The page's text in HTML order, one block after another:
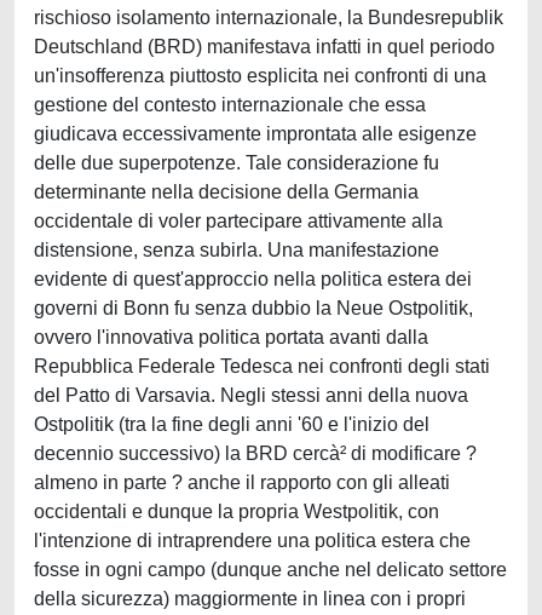
rischioso isolamento internazionale, la Bundesrepublik
Deutschland (BRD) manifestava infatti in quel periodo
un'insofferenza piuttosto esplicita nei confronti di una
gestione del contesto internazionale che essa
giudicava eccessivamente improntata alle esigenze
delle due superpotenze. Tale considerazione fu
determinante nella decisione della Germania
occidentale di voler partecipare attivamente alla
distensione, senza subirla. Una manifestazione
evidente di quest'approccio nella politica estera dei
governi di Bonn fu senza dubbio la Neue Ostpolitik,
ovvero l'innovativa politica portata avanti dalla
Repubblica Federale Tedesca nei confronti degli stati
del Patto di Varsavia. Negli stessi anni della nuova
Ostpolitik (tra la fine degli anni '60 e l'inizio del
decennio successivo) la BRD cercà² di modificare ?
almeno in parte ? anche il rapporto con gli alleati
occidentali e dunque la propria Westpolitik, con
l'intenzione di intraprendere una politica estera che
fosse in ogni campo (dunque anche nel delicato settore
della sicurezza) maggiormente in linea con i propri